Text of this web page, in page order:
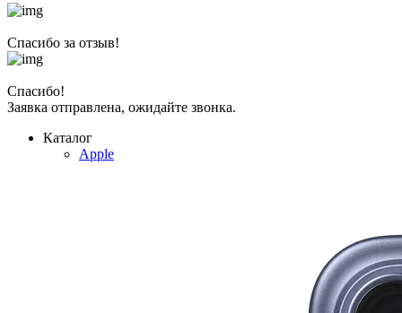
Спасибо за отзыв!
Спасибо!
Заявка отправлена, ожидайте звонка.
Каталог
Apple